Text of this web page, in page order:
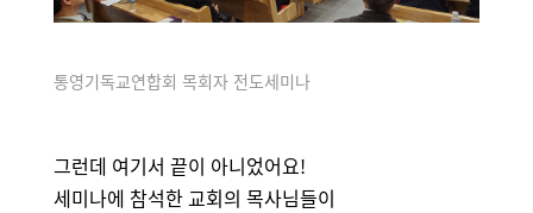
통영기독교연합회 목회자 전도세미나
그런데 여기서 끝이 아니었어요!
세미나에 참석한 교회의 목사님들이